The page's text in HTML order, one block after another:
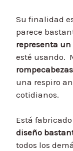
Su finalidad
parece
representa
esté usando.
rompecabezas
una respiro
cotidianos.
Está
diseño
todos los